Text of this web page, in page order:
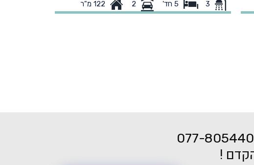
של דשא ועצי פרי עם דק מעץ איפאה ביציאה מהסלון.
3 5 חד' 2 122 מ"ר
077-
!